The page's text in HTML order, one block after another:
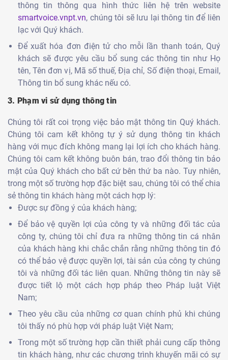
thông tin thông qua hình thức liên hệ trên website
smartvoice.vnpt.vn, chúng tôi sẽ lưu lại thông tin để liên
lạc với Quý khách.
Để xuất hóa đơn điện tử cho mỗi lần thanh toán, Quý
khách sẽ được yêu cầu bổ sung các thông tin như Họ
tên, Tên đơn vị, Mã số thuế, Địa chỉ, Số điện thoại, Email,
Thông tin bổ sung khác nếu có.
3. Phạm vi sử dụng thông tin
Chúng tôi rất coi trọng việc bảo mật thông tin Quý khách.
Chúng tôi cam kết không tự ý sử dụng thông tin khách
hàng với mục đích không mang lại lợi ích cho khách hàng.
Chúng tôi cam kết không buôn bán, trao đổi thông tin bảo
mật của Quý khách cho bất cứ bên thứ ba nào. Tuy nhiên,
trong một số trường hợp đặc biệt sau, chúng tôi có thể chia
sẻ thông tin khách hàng một cách hợp lý:
Được sự đồng ý của khách hàng;
Để bảo vệ quyền lợi của công ty và những đối tác của
công ty, chúng tôi chỉ đưa ra những thông tin cá nhân
của khách hàng khi chắc chắn rằng những thông tin đó
có thể bảo vệ được quyền lợi, tài sản của công ty chúng
tôi và những đối tác liên quan. Những thông tin này sẽ
được tiết lộ một cách hợp pháp theo Pháp luật Việt
Nam;
Theo yêu cầu của những cơ quan chính phủ khi chúng
tôi thấy nó phù hợp với pháp luật Việt Nam;
Trong một số trường hợp cần thiết phải cung cấp thông
tin khách hàng, như các chương trình khuyến mãi có sự